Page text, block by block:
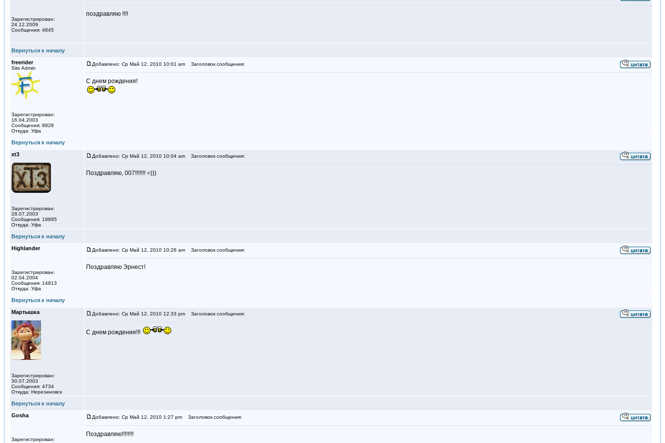
Зарегистрирован:
24.12.2009
Сообщения: 4845
поздравляю !!!!
Вернуться к началу
freerider
Site Admin
Зарегистрирован:
16.04.2003
Сообщения: 8828
Откуда: Уфа
Добавлено: Ср Май 12, 2010 10:01 am Заголовок сообщения:
C днем рождения!
Вернуться к началу
xt3
Зарегистрирован:
28.07.2003
Сообщения: 19895
Откуда: Уфа
Добавлено: Ср Май 12, 2010 10:04 am Заголовок сообщения:
Поздравляю, 007!!!!!!! =)))
Вернуться к началу
Highlander
Зарегистрирован:
02.04.2004
Сообщения: 14813
Откуда: Уфа
Добавлено: Ср Май 12, 2010 10:26 am Заголовок сообщения:
Поздравляю Эрнест!
Вернуться к началу
Мартышка
Зарегистрирован:
30.07.2003
Сообщения: 4734
Откуда: Нерезиновск
Добавлено: Ср Май 12, 2010 12:33 pm Заголовок сообщения:
С днем рождения!!!
Вернуться к началу
Gosha
Зарегистрирован:
Добавлено: Ср Май 12, 2010 1:27 pm Заголовок сообщения:
Поздравляю!!!!!!!!